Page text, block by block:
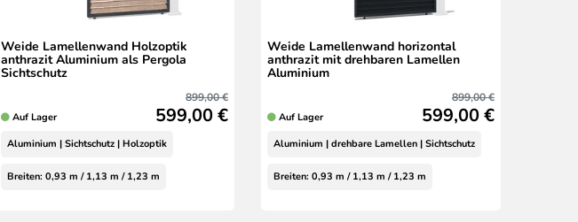
Weide Lamellenwand Holzoptik
anthrazit Aluminium als Pergola
Sichtschutz
Auf Lager
899,00 €
599,00 €
Aluminium | Sichtschutz | Holzoptik
Breiten: 0,93 m / 1,13 m / 1,23 m
Weide Lamellenwand horizontal
anthrazit mit drehbaren Lamellen
Aluminium
Auf Lager
899,00 €
599,00 €
Aluminium | drehbare Lamellen | Sichtschutz
Breiten: 0,93 m / 1,13 m / 1,23 m